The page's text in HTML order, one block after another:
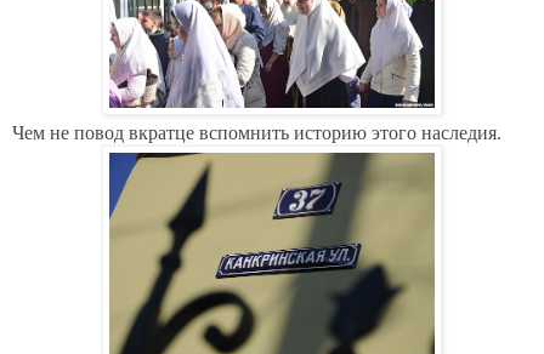
Чем не повод вкратце вспомнить историю этого наследия.